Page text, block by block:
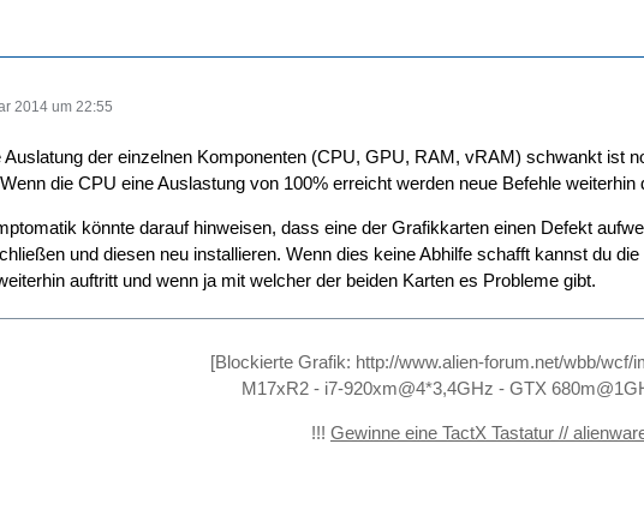
2014 um 22:55
Auslatung der einzelnen Komponenten (CPU, GPU, RAM, vRAM) schwankt ist
die CPU eine Auslastung von 100% erreicht werden neue Befehle
könnte darauf hinweisen, dass eine der Grafikkarten einen Defekt
und diesen neu installieren. Wenn dies keine Abhilfe schafft kannst du
auftritt und wenn ja mit welcher der beiden Karten es Probleme gibt.
[Blockierte Grafik: http://www.alien-forum.net/wbb/
M17xR2 - i7-920xm@4*3,4GHz - GTX
!!! Gewinne eine TactX Tastatur //